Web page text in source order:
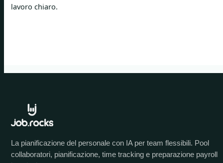
lavoro chiaro.
La pianificazione del personale con IA per team flessibili. Pool
collaboratori, pianificazione, time tracking e preparazione payroll